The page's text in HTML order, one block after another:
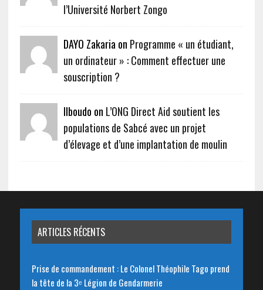
l’Université Norbert Zongo
DAYO Zakaria on Programme « un étudiant,
un ordinateur » : Comment effectuer une
souscription ?
Ilboudo on L’ONG Direct Aid soutient les
populations de Sabcé avec un projet
d’élevage et d’une implantation de moulin
ARTICLES RÉCENTS
Prise de commandement : Le Colonel Théophile Tago prend
la tête de la 3ᵉ Légion de Gendarmerie